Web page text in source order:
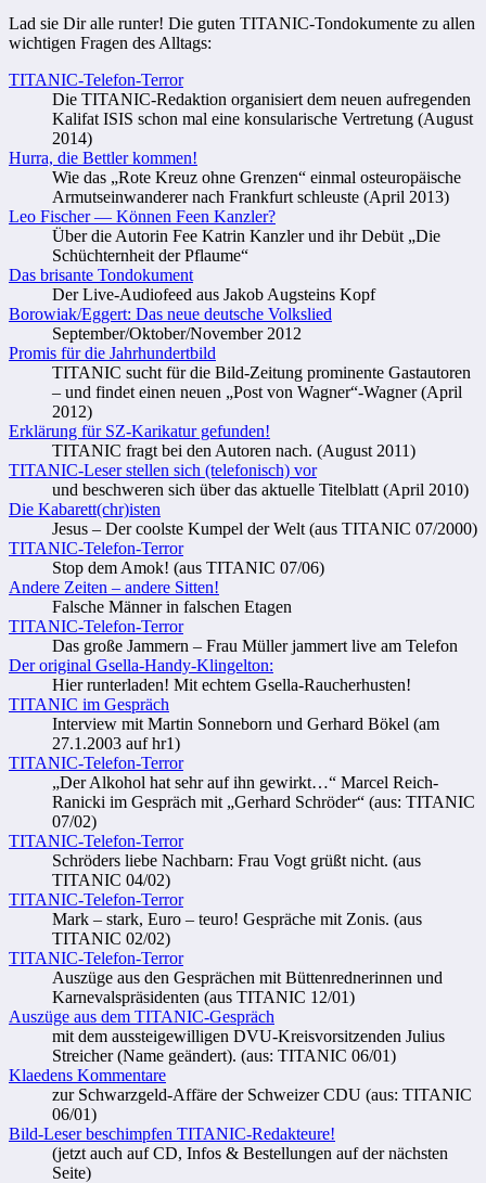
Lad sie Dir alle runter! Die guten TITANIC-Tondokumente zu allen
wichtigen Fragen des Alltags:
TITANIC-Telefon-Terror
Die TITANIC-Redaktion organisiert dem neuen aufregenden
Kalifat ISIS schon mal eine konsularische Vertretung (August
2014)
Hurra, die Bettler kommen!
Wie das „Rote Kreuz ohne Grenzen“ einmal osteuropäische
Armutseinwanderer nach Frankfurt schleuste (April 2013)
Leo Fischer — Können Feen Kanzler?
Über die Autorin Fee Katrin Kanzler und ihr Debüt „Die
Schüchternheit der Pflaume“
Das brisante Tondokument
Der Live-Audiofeed aus Jakob Augsteins Kopf
Borowiak/Eggert: Das neue deutsche Volkslied
September/Oktober/November 2012
Promis für die Jahrhundertbild
TITANIC sucht für die Bild-Zeitung prominente Gastautoren
– und findet einen neuen „Post von Wagner“-Wagner (April
2012)
Erklärung für SZ-Karikatur gefunden!
TITANIC fragt bei den Autoren nach. (August 2011)
TITANIC-Leser stellen sich (telefonisch) vor
und beschweren sich über das aktuelle Titelblatt (April 2010)
Die Kabarett(chr)isten
Jesus – Der coolste Kumpel der Welt (aus TITANIC 07/2000)
TITANIC-Telefon-Terror
Stop dem Amok! (aus TITANIC 07/06)
Andere Zeiten – andere Sitten!
Falsche Männer in falschen Etagen
TITANIC-Telefon-Terror
Das große Jammern – Frau Müller jammert live am Telefon
Der original Gsella-Handy-Klingelton:
Hier runterladen! Mit echtem Gsella-Raucherhusten!
TITANIC im Gespräch
Interview mit Martin Sonneborn und Gerhard Bökel (am
27.1.2003 auf hr1)
TITANIC-Telefon-Terror
„Der Alkohol hat sehr auf ihn gewirkt…“ Marcel Reich-
Ranicki im Gespräch mit „Gerhard Schröder“ (aus: TITANIC
07/02)
TITANIC-Telefon-Terror
Schröders liebe Nachbarn: Frau Vogt grüßt nicht. (aus
TITANIC 04/02)
TITANIC-Telefon-Terror
Mark – stark, Euro – teuro! Gespräche mit Zonis. (aus
TITANIC 02/02)
TITANIC-Telefon-Terror
Auszüge aus den Gesprächen mit Büttenrednerinnen und
Karnevalspräsidenten (aus TITANIC 12/01)
Auszüge aus dem TITANIC-Gespräch
mit dem aussteigewilligen DVU-Kreisvorsitzenden Julius
Streicher (Name geändert). (aus: TITANIC 06/01)
Klaedens Kommentare
zur Schwarzgeld-Affäre der Schweizer CDU (aus: TITANIC
06/01)
Bild-Leser beschimpfen TITANIC-Redakteure!
(jetzt auch auf CD, Infos & Bestellungen auf der nächsten
Seite)